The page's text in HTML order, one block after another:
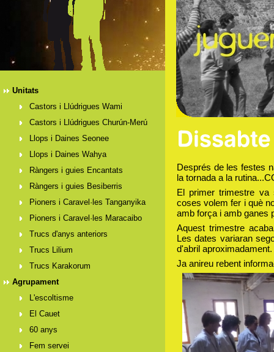
Unitats
Castors i Llúdrigues Wami
Castors i Llúdrigues Churún-Merú
Llops i Daines Seonee
Llops i Daines Wahya
Ràngers i guies Encantats
Ràngers i guies Besiberris
Pioners i Caravel·les Tanganyika
Pioners i Caravel·les Maracaibo
Trucs d'anys anteriors
Trucs Lilium
Trucs Karakorum
Agrupament
L'escoltisme
El Cauet
60 anys
Fem servei
Després de les festes
la tornada a la
El primer trimestre va
coses volem fer i què
amb força i amb ganes
Aquest trimestre
Les dates variaran
d'abril aproximadament.
Ja anireu rebent